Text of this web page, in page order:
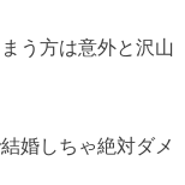
う方は意外と沢山
婚しちゃ絶対ダメ